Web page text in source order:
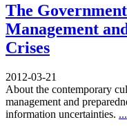
The
Management
Crises
2012-03-21
About the contemporary
management and
information uncertainties. ...